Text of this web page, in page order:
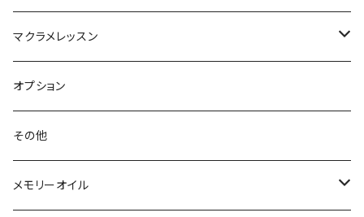
イヤリング
オーダー商品
ブローチ
キーホルダー
糸縁
マクラメレッスン
手作りキット
動画
オプション
その他
メモリーオイル